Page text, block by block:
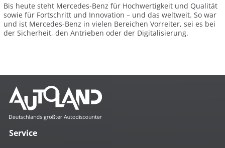
Bis heute steht Mercedes-Benz für Hochwertigkeit und Qualität
sowie für Fortschritt und Innovation – und das weltweit. So war
und ist Mercedes-Benz in vielen Bereichen Vorreiter, sei es bei
der Sicherheit, den Antrieben oder der Digitalisierung.
Service